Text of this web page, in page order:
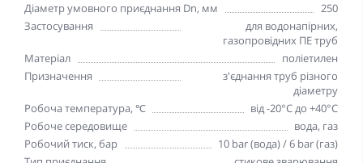
Діаметр умовного приєднання Dn, мм
250
Застосування
для водонапірних,
газопровідних ПЕ труб
Матеріал
поліетилен
Призначення
з'єднання труб різного
діаметру
Робоча температура, ℃
від -20°C до +40°C
Робоче середовище
вода, газ
Робочий тиск, бар
10 bar (вода) / 6 bar (газ)